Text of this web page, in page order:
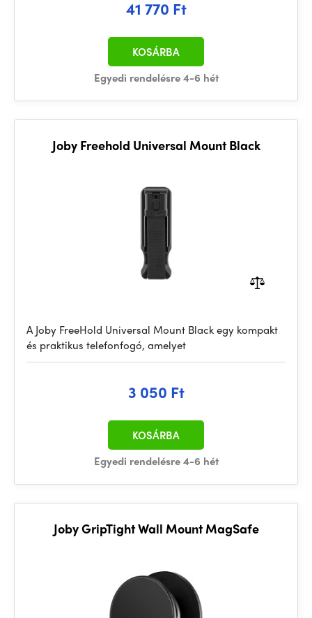
41 770 Ft
Egyedi rendelésre 4-6 hét
KOSÁRBA
Joby Freehold Universal Mount Black
A Joby FreeHold Universal Mount Black egy kompakt
és praktikus telefonfogó, amelyet
3 050 Ft
Egyedi rendelésre 4-6 hét
KOSÁRBA
Joby GripTight Wall Mount MagSafe